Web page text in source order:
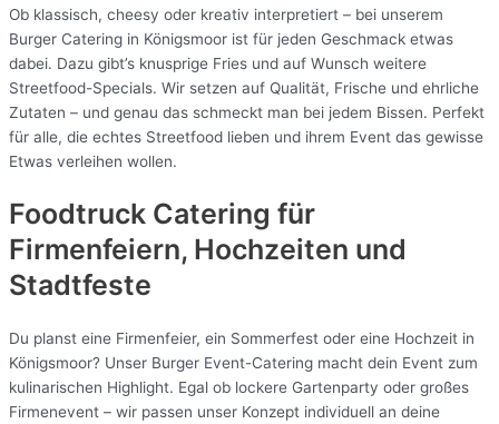
Ob klassisch, cheesy oder kreativ interpretiert – bei unserem
Burger Catering in Königsmoor ist für jeden Geschmack etwas
dabei. Dazu gibt’s knusprige Fries und auf Wunsch weitere
Streetfood-Specials. Wir setzen auf Qualität, Frische und ehrliche
Zutaten – und genau das schmeckt man bei jedem Bissen. Perfekt
für alle, die echtes Streetfood lieben und ihrem Event das gewisse
Etwas verleihen wollen.
Foodtruck Catering für
Firmenfeiern, Hochzeiten und
Stadtfeste
Du planst eine Firmenfeier, ein Sommerfest oder eine Hochzeit in
Königsmoor? Unser Burger Event-Catering macht dein Event zum
kulinarischen Highlight. Egal ob lockere Gartenparty oder großes
Firmenevent – wir passen unser Konzept individuell an deine